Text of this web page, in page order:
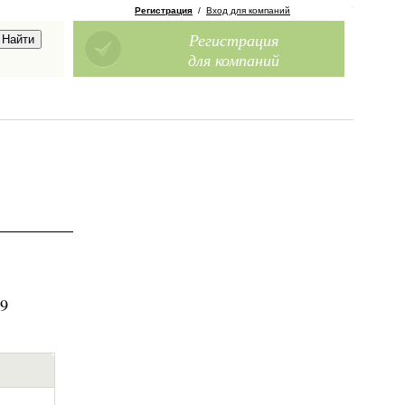
Регистрация / Вход для компаний
Регистрация
для компаний